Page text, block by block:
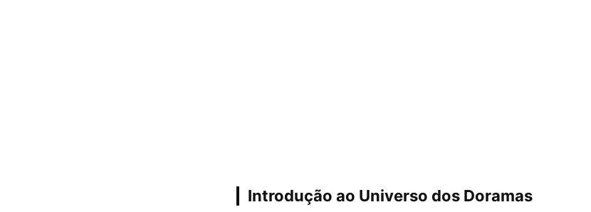
Introdução ao Universo dos Doramas